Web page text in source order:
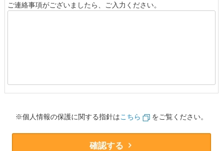
ご連絡事項がございましたら、ご入力ください。
※個人情報の保護に関する指針はこちら をご覧ください。
確認する